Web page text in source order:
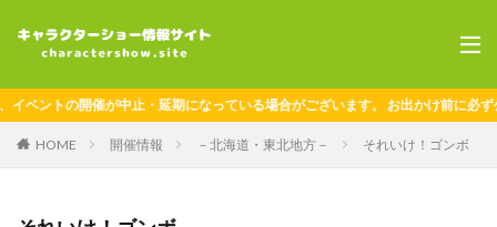
トの開催が中止・延期になっている場合がございます。 お出かけ前に必ず公
HOME 開催情報 －北海道・東北地方－ それいけ！ゴンボ